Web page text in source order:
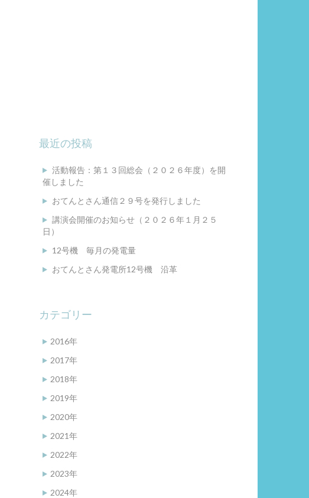
最近の投稿
活動報告：第１３回総会（２０２６年度）を開
催しました
おてんとさん通信２９号を発行しました
講演会開催のお知らせ（２０２６年１月２５
日）
12号機 毎月の発電量
おてんとさん発電所12号機 沿革
カテゴリー
2016年
2017年
2018年
2019年
2020年
2021年
2022年
2023年
2024年